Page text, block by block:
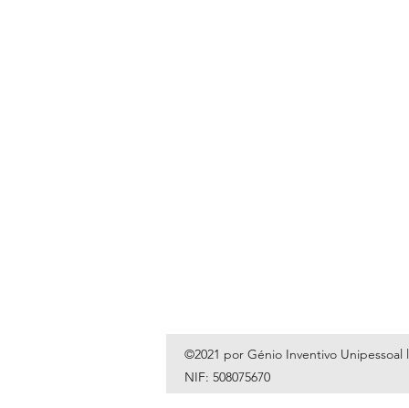
©2021 por Génio Inventivo Unipessoal
NIF: 508075670